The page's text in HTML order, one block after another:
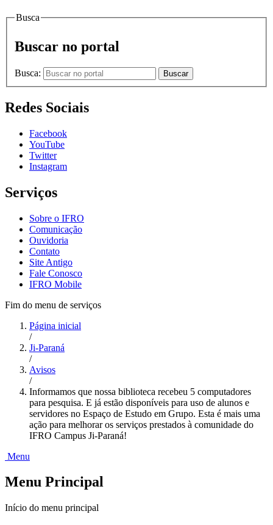
Busca
Buscar no portal
Busca: Buscar
Redes Sociais
Facebook
YouTube
Twitter
Instagram
Serviços
Sobre o IFRO
Comunicação
Ouvidoria
Contato
Site Antigo
Fale Conosco
IFRO Mobile
Fim do menu de serviços
Página inicial
/
Ji-Paraná
/
Avisos
/
Informamos que nossa biblioteca recebeu 5 computadores
para pesquisa. E já estão disponíveis para uso de alunos e
servidores no Espaço de Estudo em Grupo. Esta é mais uma
ação para melhorar os serviços prestados à comunidade do
IFRO Campus Ji-Paraná!
Menu
Menu Principal
Início do menu principal